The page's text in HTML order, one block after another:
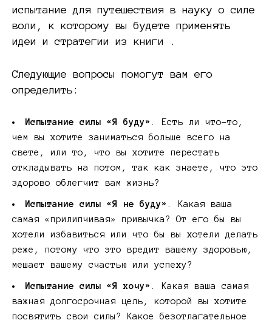
испытание для путешествия в науку о силе
воли, к которому вы будете применять
идеи и стратегии из книги .
Следующие вопросы помогут вам его
определить:
Испытание силы «Я буду»
. Есть ли что-то,
чем вы хотите заниматься больше всего на
свете, или то, что вы хотите перестать
откладывать на потом, так как знаете, что это
здорово облегчит вам жизнь?
Испытание силы «Я не буду»
. Какая ваша
самая «прилипчивая» привычка? От его бы вы
хотели избавиться или что бы вы хотели делать
реже, потому что это вредит вашему здоровью,
мешает вашему счастью или успеху?
Испытание силы «Я хочу»
. Какая ваша самая
важная долгосрочная цель, которой вы хотите
посвятить свои силы? Какое безотлагательное